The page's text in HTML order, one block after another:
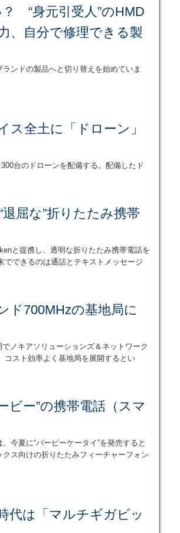
“身元引受人”のHMD
、自分で修理できる製
ンドの製品へと切り替えを始めていま
全土に「ドローン」
台のドローンを配備する。配備したド
屈な”折りたたみ携帯
と提携し、透明な折りたたみ携帯電話を
できるのは通話とテキストメッセージ
ド700MHzの基地局に
ノキアソリューションズ＆ネットワーク
コスト効率よく基地局を展開するとい
ビー”の携帯電話（スマ
今夏に“バービーケータイ”を発売すると
ス向けの折りたたみフィーチャーフォン
は「マルチギガビッ